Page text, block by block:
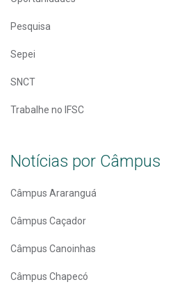
Pesquisa
Sepei
SNCT
Trabalhe no IFSC
Notícias por Câmpus
Câmpus Araranguá
Câmpus Caçador
Câmpus Canoinhas
Câmpus Chapecó